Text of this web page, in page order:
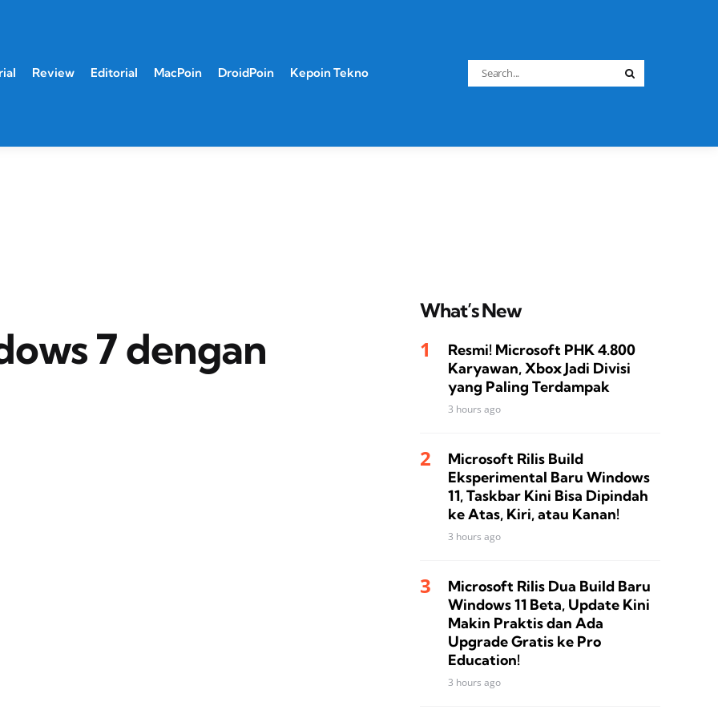
Review Editorial MacPoin DroidPoin Kepoin Tekno
Search
for:
7 dengan
What’s New
Resmi! Microsoft PHK 4.800
Karyawan, Xbox Jadi Divisi
yang Paling Terdampak
3 hours ago
Microsoft Rilis Build
Eksperimental Baru Windows
11, Taskbar Kini Bisa Dipindah
ke Atas, Kiri, atau Kanan!
3 hours ago
Microsoft Rilis Dua Build Baru
Windows 11 Beta, Update Kini
Makin Praktis dan Ada
Upgrade Gratis ke Pro
Education!
3 hours ago